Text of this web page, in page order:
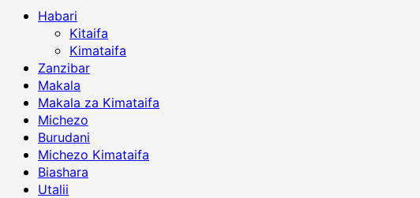
PrimaryHabari
Kitaifa
Kimataifa
Zanzibar
Makala
Makala za Kimataifa
Michezo
Burudani
Michezo Kimataifa
Biashara
Utalii